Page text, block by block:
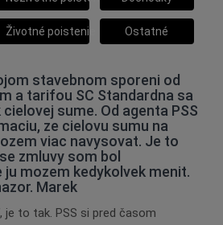
Životné poistenie Ostatné
stavebnom sporeni od
a tarifou SC Standardna sa
sume. Od agenta PSS
ze cielovu sumu na
viac navysovat. Je to
zmluvy som bol
ju mozem kedykolvek menit.
Marek
je to tak. PSS si pred časom